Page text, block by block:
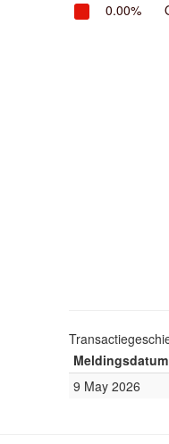
0.00%
Meldingsdatum
9 May 2026